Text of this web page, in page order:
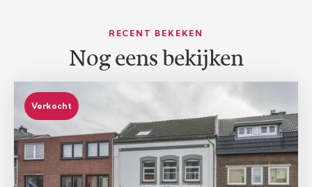
RECENT BEKEKEN
Nog eens bekijken
Verkocht